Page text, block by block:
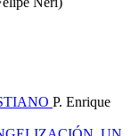
P. Enrique